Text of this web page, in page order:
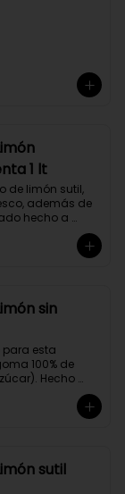
1 lt
de limón sutil,
además de
hecho a
Rosada y
sin
para esta
100% de
Hecho
limón sutil y pisco
receta propia
Moscatel de
Elqui.sutil